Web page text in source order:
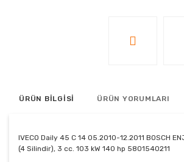
ÜRÜN BİLGİSİ ÜRÜN YORUMLARI
IVECO Daily 45 C 14 05.2010-12.2011 BOSCH
(4 Silindir), 3 cc. 103 kW 140 hp 5801540211